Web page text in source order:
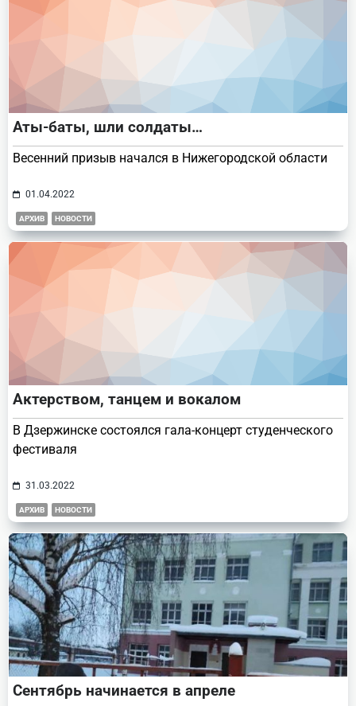
Аты-баты, шли солдаты…
Весенний призыв начался в Нижегородской области
01.04.2022
АРХИВ НОВОСТИ
Актерством, танцем и вокалом
В Дзержинске состоялся гала-концерт студенческого
фестиваля
31.03.2022
АРХИВ НОВОСТИ
Сентябрь начинается в апреле